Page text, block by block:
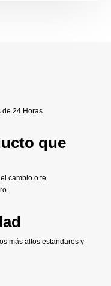
de 24 Horas
que
cambio o te
más altos estandares y